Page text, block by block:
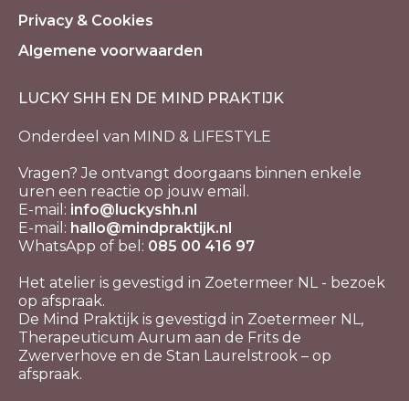
Privacy & Cookies
Algemene voorwaarden
LUCKY SHH EN DE MIND PRAKTIJK
Onderdeel van MIND & LIFESTYLE
Vragen? Je ontvangt doorgaans binnen enkele
uren een reactie op jouw email.
E-mail: info@luckyshh.nl
E-mail: hallo@mindpraktijk.nl
WhatsApp of bel: 085 00 416 97
Het atelier is gevestigd in Zoetermeer NL - bezoek
op afspraak.
De Mind Praktijk is gevestigd in Zoetermeer NL,
Therapeuticum Aurum aan de Frits de
Zwerverhove en de Stan Laurelstrook – op
afspraak.